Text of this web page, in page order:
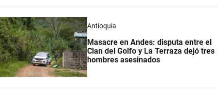
Antioquia
Masacre en Andes: disputa entre el
Clan del Golfo y La Terraza dejó tres
hombres asesinados